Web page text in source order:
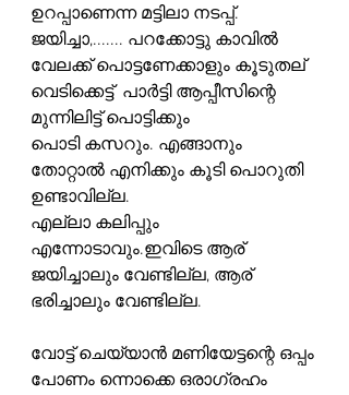
ഉറപ്പാണെന്ന മട്ടിലാ നടപ്പ്.
ജയിച്ചാ,....... പറക്കോട്ടു കാവിൽ
വേലക്ക് പൊട്ടണേക്കാളും കൂടുതല്
വെടിക്കെട്ട്‌  പാർട്ടി ആപ്പീസിന്റെ
മുന്നിലിട്ട് പൊട്ടിക്കും
പൊടി കസറും. എങ്ങാനും
തോറ്റാൽ എനിക്കും കൂടി പൊറുതി
ഉണ്ടാവില്ല.
എല്ലാ കലിപ്പും
എന്നോടാവും.ഇവിടെ ആര്
ജയിച്ചാലും വേണ്ടില്ല, ആര്
ഭരിച്ചാലും വേണ്ടില്ല.
വോട്ട് ചെയ്യാൻ മണിയേട്ടന്റെ ഒപ്പം
പോണം ന്നൊക്കെ ഒരാഗ്രഹം